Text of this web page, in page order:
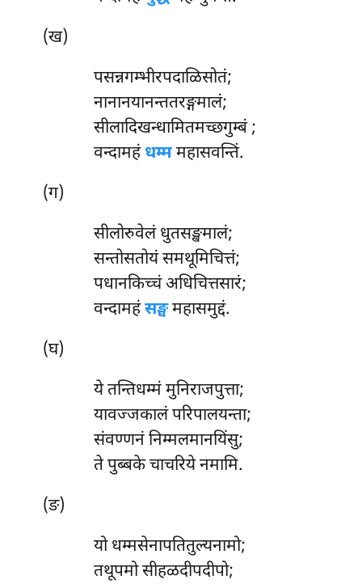
(ख)
पसन्नगम्भीरपदाळिसोतं;
नानानयानन्ततरङ्गमालं;
सीलादिखन्धामितमच्छगुम्बं;
वन्दामहंधम्ममहासवन्तिं.
(ग)
सीलोरुवेलं धुतसङ्खमालं;
सन्तोसतोयं समथूमिचित्तं;
पधानकिच्चं अधिचित्तसारं;
वन्दामहंसङ्घमहासमुद्दं.
(घ)
ये तन्तिधम्मं मुनिराजपुत्ता;
यावज्जकालं परिपालयन्ता;
संवण्णनं निम्मलमानयिंसु;
ते पुब्बके चाचरिये नमामि.
(ङ)
योधम्मसेनापतितुल्यनामो;
तथूपमो सीहळदीपदीपो;